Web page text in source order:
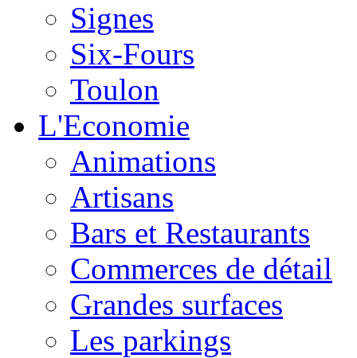
Signes
Six-Fours
Toulon
L'Economie
Animations
Artisans
Bars et Restaurants
Commerces de détail
Grandes surfaces
Les parkings